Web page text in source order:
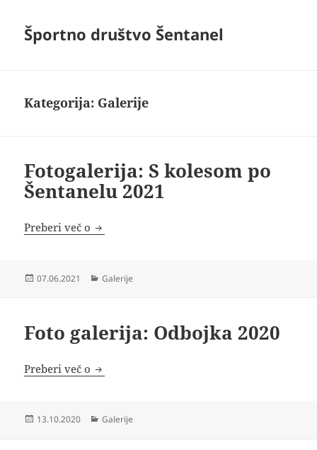
Športno društvo Šentanel
Kategorija: Galerije
Fotogalerija: S kolesom po
Šentanelu 2021
Preberi več o Fotogalerija: S kolesom po Šentanelu 2021
Objavljeno
07.06.2021 Kategorije
Galerije
Foto galerija: Odbojka 2020
Preberi več o Foto galerija: Odbojka 2020
Objavljeno
13.10.2020 Kategorije
Galerije